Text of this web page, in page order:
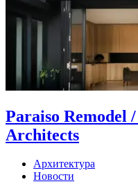
Paraiso Remodel
Architects
Архитектура
Новости